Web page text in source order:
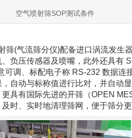
空气喷射筛SOP测试条件
筛(气流筛分仪)配备进口涡流发生
负压传感器及喷嘴，此外还具有
可调、标配电子称 RS-232 数据连
自动与标称值进行比对，并自动
具有国际先进的开筛（OPEN
时、实时地清理筛网，便于筛分